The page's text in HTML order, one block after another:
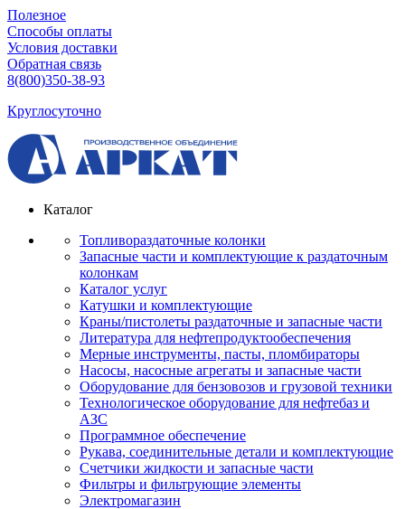
Полезное
Способы оплаты
Условия доставки
Обратная связь
8(800)350-38-93
Круглосуточно
Каталог
Топливораздаточные колонки
Запасные части и комплектующие к раздаточным
колонкам
Каталог услуг
Катушки и комплектующие
Краны/пистолеты раздаточные и запасные части
Литература для нефтепродуктообеспечения
Мерные инструменты, пасты, пломбираторы
Насосы, насосные агрегаты и запасные части
Оборудование для бензовозов и грузовой техники
Технологическое оборудование для нефтебаз и
АЗС
Программное обеспечение
Рукава, соединительные детали и комплектующие
Счетчики жидкости и запасные части
Фильтры и фильтрующие элементы
Электромагазин